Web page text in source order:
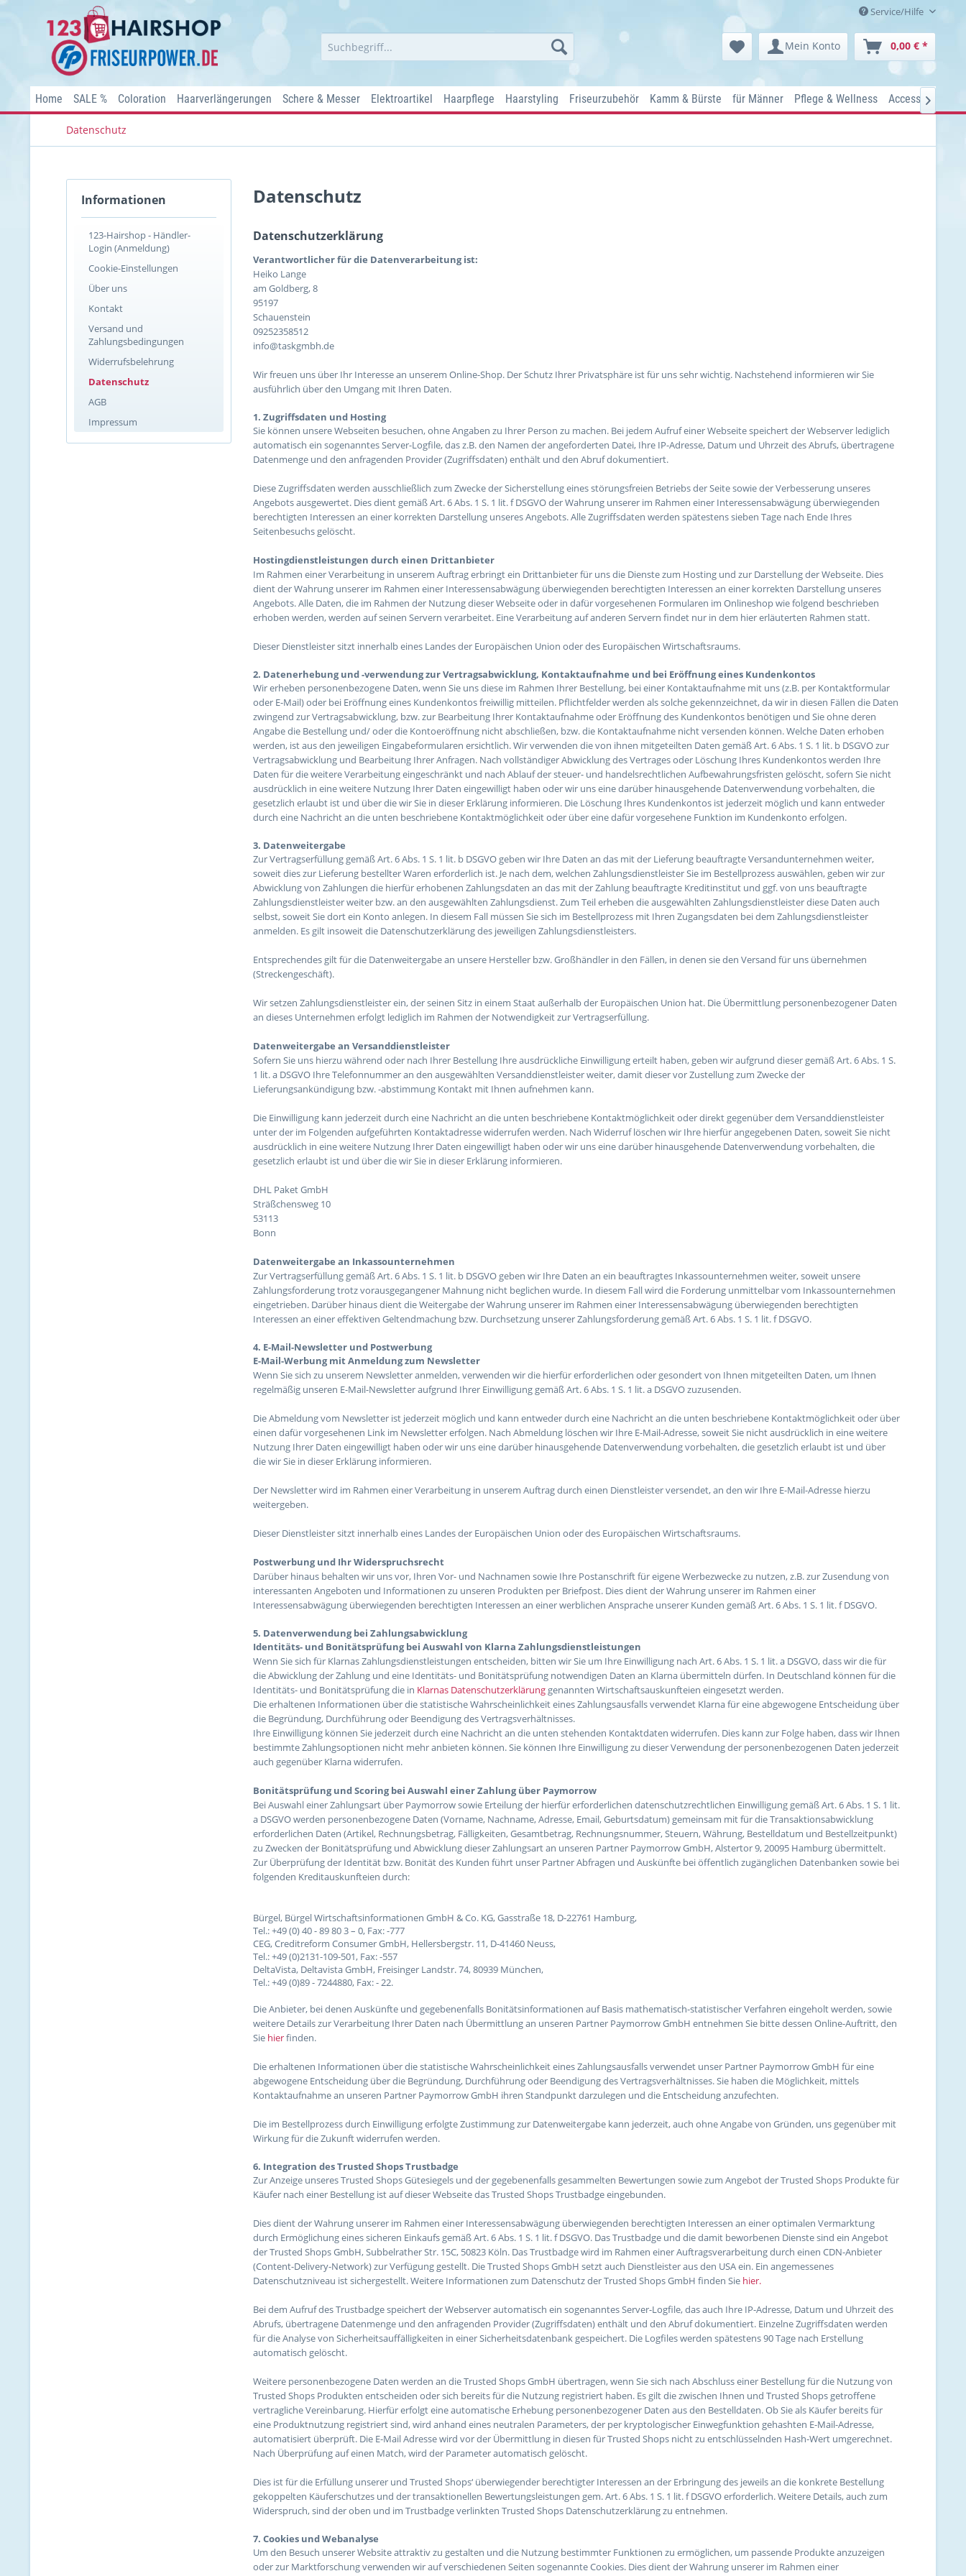
Service/Hilfe
Mein Konto 0,00 € *
Home SALE % Coloration Haarverlängerungen Schere & Messer Elektroartikel Haarpflege Haarstyling Friseurzubehör Kamm & Bürste für Männer Pflege & Wellness Accessoires

Datenschutz
Informationen
123-Hairshop - Händler-
Login (Anmeldung)
Cookie-Einstellungen
Über uns
Kontakt
Versand und
Zahlungsbedingungen
Widerrufsbelehrung
Datenschutz
AGB
Impressum
Datenschutz
Datenschutzerklärung
Verantwortlicher für die Datenverarbeitung ist:
Heiko Lange
am Goldberg, 8
95197
Schauenstein
09252358512
info@taskgmbh.de
Wir freuen uns über Ihr Interesse an unserem Online-Shop. Der Schutz Ihrer Privatsphäre ist für uns sehr wichtig. Nachstehend informieren wir Sie
ausführlich über den Umgang mit Ihren Daten.
1. Zugriffsdaten und Hosting
Sie können unsere Webseiten besuchen, ohne Angaben zu Ihrer Person zu machen. Bei jedem Aufruf einer Webseite speichert der Webserver lediglich
automatisch ein sogenanntes Server-Logfile, das z.B. den Namen der angeforderten Datei, Ihre IP-Adresse, Datum und Uhrzeit des Abrufs, übertragene
Datenmenge und den anfragenden Provider (Zugriffsdaten) enthält und den Abruf dokumentiert.
Diese Zugriffsdaten werden ausschließlich zum Zwecke der Sicherstellung eines störungsfreien Betriebs der Seite sowie der Verbesserung unseres
Angebots ausgewertet. Dies dient gemäß Art. 6 Abs. 1 S. 1 lit. f DSGVO der Wahrung unserer im Rahmen einer Interessensabwägung überwiegenden
berechtigten Interessen an einer korrekten Darstellung unseres Angebots. Alle Zugriffsdaten werden spätestens sieben Tage nach Ende Ihres
Seitenbesuchs gelöscht.
Hostingdienstleistungen durch einen Drittanbieter
Im Rahmen einer Verarbeitung in unserem Auftrag erbringt ein Drittanbieter für uns die Dienste zum Hosting und zur Darstellung der Webseite. Dies
dient der Wahrung unserer im Rahmen einer Interessensabwägung überwiegenden berechtigten Interessen an einer korrekten Darstellung unseres
Angebots. Alle Daten, die im Rahmen der Nutzung dieser Webseite oder in dafür vorgesehenen Formularen im Onlineshop wie folgend beschrieben
erhoben werden, werden auf seinen Servern verarbeitet. Eine Verarbeitung auf anderen Servern findet nur in dem hier erläuterten Rahmen statt.
Dieser Dienstleister sitzt innerhalb eines Landes der Europäischen Union oder des Europäischen Wirtschaftsraums.
2. Datenerhebung und -verwendung zur Vertragsabwicklung, Kontaktaufnahme und bei Eröffnung eines Kundenkontos
Wir erheben personenbezogene Daten, wenn Sie uns diese im Rahmen Ihrer Bestellung, bei einer Kontaktaufnahme mit uns (z.B. per Kontaktformular
oder E-Mail) oder bei Eröffnung eines Kundenkontos freiwillig mitteilen. Pflichtfelder werden als solche gekennzeichnet, da wir in diesen Fällen die Daten
zwingend zur Vertragsabwicklung, bzw. zur Bearbeitung Ihrer Kontaktaufnahme oder Eröffnung des Kundenkontos benötigen und Sie ohne deren
Angabe die Bestellung und/ oder die Kontoeröffnung nicht abschließen, bzw. die Kontaktaufnahme nicht versenden können. Welche Daten erhoben
werden, ist aus den jeweiligen Eingabeformularen ersichtlich. Wir verwenden die von ihnen mitgeteilten Daten gemäß Art. 6 Abs. 1 S. 1 lit. b DSGVO zur
Vertragsabwicklung und Bearbeitung Ihrer Anfragen. Nach vollständiger Abwicklung des Vertrages oder Löschung Ihres Kundenkontos werden Ihre
Daten für die weitere Verarbeitung eingeschränkt und nach Ablauf der steuer- und handelsrechtlichen Aufbewahrungsfristen gelöscht, sofern Sie nicht
ausdrücklich in eine weitere Nutzung Ihrer Daten eingewilligt haben oder wir uns eine darüber hinausgehende Datenverwendung vorbehalten, die
gesetzlich erlaubt ist und über die wir Sie in dieser Erklärung informieren. Die Löschung Ihres Kundenkontos ist jederzeit möglich und kann entweder
durch eine Nachricht an die unten beschriebene Kontaktmöglichkeit oder über eine dafür vorgesehene Funktion im Kundenkonto erfolgen.
3. Datenweitergabe
Zur Vertragserfüllung gemäß Art. 6 Abs. 1 S. 1 lit. b DSGVO geben wir Ihre Daten an das mit der Lieferung beauftragte Versandunternehmen weiter,
soweit dies zur Lieferung bestellter Waren erforderlich ist. Je nach dem, welchen Zahlungsdienstleister Sie im Bestellprozess auswählen, geben wir zur
Abwicklung von Zahlungen die hierfür erhobenen Zahlungsdaten an das mit der Zahlung beauftragte Kreditinstitut und ggf. von uns beauftragte
Zahlungsdienstleister weiter bzw. an den ausgewählten Zahlungsdienst. Zum Teil erheben die ausgewählten Zahlungsdienstleister diese Daten auch
selbst, soweit Sie dort ein Konto anlegen. In diesem Fall müssen Sie sich im Bestellprozess mit Ihren Zugangsdaten bei dem Zahlungsdienstleister
anmelden. Es gilt insoweit die Datenschutzerklärung des jeweiligen Zahlungsdienstleisters.
Entsprechendes gilt für die Datenweitergabe an unsere Hersteller bzw. Großhändler in den Fällen, in denen sie den Versand für uns übernehmen
(Streckengeschäft).
Wir setzen Zahlungsdienstleister ein, der seinen Sitz in einem Staat außerhalb der Europäischen Union hat. Die Übermittlung personenbezogener Daten
an dieses Unternehmen erfolgt lediglich im Rahmen der Notwendigkeit zur Vertragserfüllung.
Datenweitergabe an Versanddienstleister
Sofern Sie uns hierzu während oder nach Ihrer Bestellung Ihre ausdrückliche Einwilligung erteilt haben, geben wir aufgrund dieser gemäß Art. 6 Abs. 1 S.
1 lit. a DSGVO Ihre Telefonnummer an den ausgewählten Versanddienstleister weiter, damit dieser vor Zustellung zum Zwecke der
Lieferungsankündigung bzw. -abstimmung Kontakt mit Ihnen aufnehmen kann.
Die Einwilligung kann jederzeit durch eine Nachricht an die unten beschriebene Kontaktmöglichkeit oder direkt gegenüber dem Versanddienstleister
unter der im Folgenden aufgeführten Kontaktadresse widerrufen werden. Nach Widerruf löschen wir Ihre hierfür angegebenen Daten, soweit Sie nicht
ausdrücklich in eine weitere Nutzung Ihrer Daten eingewilligt haben oder wir uns eine darüber hinausgehende Datenverwendung vorbehalten, die
gesetzlich erlaubt ist und über die wir Sie in dieser Erklärung informieren.
DHL Paket GmbH
Sträßchensweg 10
53113
Bonn
Datenweitergabe an Inkassounternehmen
Zur Vertragserfüllung gemäß Art. 6 Abs. 1 S. 1 lit. b DSGVO geben wir Ihre Daten an ein beauftragtes Inkassounternehmen weiter, soweit unsere
Zahlungsforderung trotz vorausgegangener Mahnung nicht beglichen wurde. In diesem Fall wird die Forderung unmittelbar vom Inkassounternehmen
eingetrieben. Darüber hinaus dient die Weitergabe der Wahrung unserer im Rahmen einer Interessensabwägung überwiegenden berechtigten
Interessen an einer effektiven Geltendmachung bzw. Durchsetzung unserer Zahlungsforderung gemäß Art. 6 Abs. 1 S. 1 lit. f DSGVO.
4. E-Mail-Newsletter und Postwerbung
E-Mail-Werbung mit Anmeldung zum Newsletter
Wenn Sie sich zu unserem Newsletter anmelden, verwenden wir die hierfür erforderlichen oder gesondert von Ihnen mitgeteilten Daten, um Ihnen
regelmäßig unseren E-Mail-Newsletter aufgrund Ihrer Einwilligung gemäß Art. 6 Abs. 1 S. 1 lit. a DSGVO zuzusenden.
Die Abmeldung vom Newsletter ist jederzeit möglich und kann entweder durch eine Nachricht an die unten beschriebene Kontaktmöglichkeit oder über
einen dafür vorgesehenen Link im Newsletter erfolgen. Nach Abmeldung löschen wir Ihre E-Mail-Adresse, soweit Sie nicht ausdrücklich in eine weitere
Nutzung Ihrer Daten eingewilligt haben oder wir uns eine darüber hinausgehende Datenverwendung vorbehalten, die gesetzlich erlaubt ist und über
die wir Sie in dieser Erklärung informieren.
Der Newsletter wird im Rahmen einer Verarbeitung in unserem Auftrag durch einen Dienstleister versendet, an den wir Ihre E-Mail-Adresse hierzu
weitergeben.
Dieser Dienstleister sitzt innerhalb eines Landes der Europäischen Union oder des Europäischen Wirtschaftsraums.
Postwerbung und Ihr Widerspruchsrecht
Darüber hinaus behalten wir uns vor, Ihren Vor- und Nachnamen sowie Ihre Postanschrift für eigene Werbezwecke zu nutzen, z.B. zur Zusendung von
interessanten Angeboten und Informationen zu unseren Produkten per Briefpost. Dies dient der Wahrung unserer im Rahmen einer
Interessensabwägung überwiegenden berechtigten Interessen an einer werblichen Ansprache unserer Kunden gemäß Art. 6 Abs. 1 S. 1 lit. f DSGVO.
5. Datenverwendung bei Zahlungsabwicklung
Identitäts- und Bonitätsprüfung bei Auswahl von Klarna Zahlungsdienstleistungen
Wenn Sie sich für Klarnas Zahlungsdienstleistungen entscheiden, bitten wir Sie um Ihre Einwilligung nach Art. 6 Abs. 1 S. 1 lit. a DSGVO, dass wir die für
die Abwicklung der Zahlung und eine Identitäts- und Bonitätsprüfung notwendigen Daten an Klarna übermitteln dürfen. In Deutschland können für die
Identitäts- und Bonitätsprüfung die in Klarnas Datenschutzerklärung genannten Wirtschaftsauskunfteien eingesetzt werden.
Die erhaltenen Informationen über die statistische Wahrscheinlichkeit eines Zahlungsausfalls verwendet Klarna für eine abgewogene Entscheidung über
die Begründung, Durchführung oder Beendigung des Vertragsverhältnisses.
Ihre Einwilligung können Sie jederzeit durch eine Nachricht an die unten stehenden Kontaktdaten widerrufen. Dies kann zur Folge haben, dass wir Ihnen
bestimmte Zahlungsoptionen nicht mehr anbieten können. Sie können Ihre Einwilligung zu dieser Verwendung der personenbezogenen Daten jederzeit
auch gegenüber Klarna widerrufen.
Bonitätsprüfung und Scoring bei Auswahl einer Zahlung über Paymorrow
Bei Auswahl einer Zahlungsart über Paymorrow sowie Erteilung der hierfür erforderlichen datenschutzrechtlichen Einwilligung gemäß Art. 6 Abs. 1 S. 1 lit.
a DSGVO werden personenbezogene Daten (Vorname, Nachname, Adresse, Email, Geburtsdatum) gemeinsam mit für die Transaktionsabwicklung
erforderlichen Daten (Artikel, Rechnungsbetrag, Fälligkeiten, Gesamtbetrag, Rechnungsnummer, Steuern, Währung, Bestelldatum und Bestellzeitpunkt)
zu Zwecken der Bonitätsprüfung und Abwicklung dieser Zahlungsart an unseren Partner Paymorrow GmbH, Alstertor 9, 20095 Hamburg übermittelt.
Zur Überprüfung der Identität bzw. Bonität des Kunden führt unser Partner Abfragen und Auskünfte bei öffentlich zugänglichen Datenbanken sowie bei
folgenden Kreditauskunfteien durch:
Bürgel, Bürgel Wirtschaftsinformationen GmbH & Co. KG, Gasstraße 18, D-22761 Hamburg,
Tel.: +49 (0) 40 - 89 80 3 – 0, Fax: -777
CEG, Creditreform Consumer GmbH, Hellersbergstr. 11, D-41460 Neuss,
Tel.: +49 (0)2131-109-501, Fax: -557
DeltaVista, Deltavista GmbH, Freisinger Landstr. 74, 80939 München,
Tel.: +49 (0)89 - 7244880, Fax: - 22.
Die Anbieter, bei denen Auskünfte und gegebenenfalls Bonitätsinformationen auf Basis mathematisch-statistischer Verfahren eingeholt werden, sowie
weitere Details zur Verarbeitung Ihrer Daten nach Übermittlung an unseren Partner Paymorrow GmbH entnehmen Sie bitte dessen Online-Auftritt, den
Sie hierfinden.
Die erhaltenen Informationen über die statistische Wahrscheinlichkeit eines Zahlungsausfalls verwendet unser Partner Paymorrow GmbH für eine
abgewogene Entscheidung über die Begründung, Durchführung oder Beendigung des Vertragsverhältnisses. Sie haben die Möglichkeit, mittels
Kontaktaufnahme an unseren Partner Paymorrow GmbH ihren Standpunkt darzulegen und die Entscheidung anzufechten.
Die im Bestellprozess durch Einwilligung erfolgte Zustimmung zur Datenweitergabe kann jederzeit, auch ohne Angabe von Gründen, uns gegenüber mit
Wirkung für die Zukunft widerrufen werden.
6. Integration des Trusted Shops Trustbadge
Zur Anzeige unseres Trusted Shops Gütesiegels und der gegebenenfalls gesammelten Bewertungen sowie zum Angebot der Trusted Shops Produkte für
Käufer nach einer Bestellung ist auf dieser Webseite das Trusted Shops Trustbadge eingebunden.
Dies dient der Wahrung unserer im Rahmen einer Interessensabwägung überwiegenden berechtigten Interessen an einer optimalen Vermarktung
durch Ermöglichung eines sicheren Einkaufs gemäß Art. 6 Abs. 1 S. 1 lit. f DSGVO. Das Trustbadge und die damit beworbenen Dienste sind ein Angebot
der Trusted Shops GmbH, Subbelrather Str. 15C, 50823 Köln. Das Trustbadge wird im Rahmen einer Auftragsverarbeitung durch einen CDN-Anbieter
(Content-Delivery-Network) zur Verfügung gestellt. Die Trusted Shops GmbH setzt auch Dienstleister aus den USA ein. Ein angemessenes
Datenschutzniveau ist sichergestellt. Weitere Informationen zum Datenschutz der Trusted Shops GmbH finden Sie hier.
Bei dem Aufruf des Trustbadge speichert der Webserver automatisch ein sogenanntes Server-Logfile, das auch Ihre IP-Adresse, Datum und Uhrzeit des
Abrufs, übertragene Datenmenge und den anfragenden Provider (Zugriffsdaten) enthält und den Abruf dokumentiert. Einzelne Zugriffsdaten werden
für die Analyse von Sicherheitsauffälligkeiten in einer Sicherheitsdatenbank gespeichert. Die Logfiles werden spätestens 90 Tage nach Erstellung
automatisch gelöscht.
Weitere personenbezogene Daten werden an die Trusted Shops GmbH übertragen, wenn Sie sich nach Abschluss einer Bestellung für die Nutzung von
Trusted Shops Produkten entscheiden oder sich bereits für die Nutzung registriert haben. Es gilt die zwischen Ihnen und Trusted Shops getroffene
vertragliche Vereinbarung. Hierfür erfolgt eine automatische Erhebung personenbezogener Daten aus den Bestelldaten. Ob Sie als Käufer bereits für
eine Produktnutzung registriert sind, wird anhand eines neutralen Parameters, der per kryptologischer Einwegfunktion gehashten E-Mail-Adresse,
automatisiert überprüft. Die E-Mail Adresse wird vor der Übermittlung in diesen für Trusted Shops nicht zu entschlüsselnden Hash-Wert umgerechnet.
Nach Überprüfung auf einen Match, wird der Parameter automatisch gelöscht.
Dies ist für die Erfüllung unserer und Trusted Shops‘ überwiegender berechtigter Interessen an der Erbringung des jeweils an die konkrete Bestellung
gekoppelten Käuferschutzes und der transaktionellen Bewertungsleistungen gem. Art. 6 Abs. 1 S. 1 lit. f DSGVO erforderlich. Weitere Details, auch zum
Widerspruch, sind der oben und im Trustbadge verlinkten Trusted Shops Datenschutzerklärung zu entnehmen.
7. Cookies und Webanalyse
Um den Besuch unserer Website attraktiv zu gestalten und die Nutzung bestimmter Funktionen zu ermöglichen, um passende Produkte anzuzeigen
oder zur Marktforschung verwenden wir auf verschiedenen Seiten sogenannte Cookies. Dies dient der Wahrung unserer im Rahmen einer